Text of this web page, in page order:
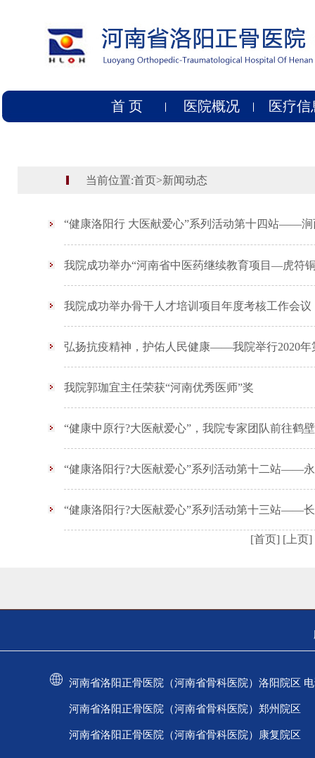
首 页 医院概况 医疗信
当前位置:首页>新闻动态
“健康洛阳行 大医献爱心”系列活动第十四站——
我院成功举办“河南省中医药继续教育项目—虎符
我院成功举办骨干人才培训项目年度考核工作会议
弘扬抗疫精神，护佑人民健康——我院举行2020年
我院郭珈宜主任荣获“河南优秀医师”奖
“健康中原行?大医献爱心”，我院专家团队前往鹤
“健康洛阳行?大医献爱心”系列活动第十二站——
“健康洛阳行?大医献爱心”系列活动第十三站——
[首页] [上页]
河南省洛阳正骨医院（河南省骨科医院）洛阳院区
河南省洛阳正骨医院（河南省骨科医院）郑州院区
河南省洛阳正骨医院（河南省骨科医院）康复院区